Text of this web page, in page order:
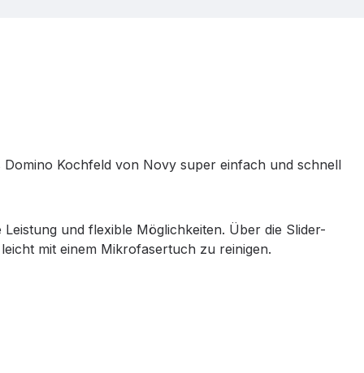
Domino Kochfeld von Novy super einfach und schnell
und flexible Möglichkeiten. Über die Slider-
mit einem Mikrofasertuch zu reinigen.